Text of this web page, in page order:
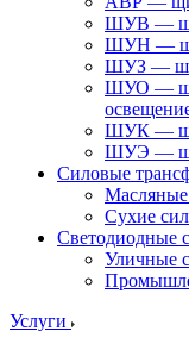
ШУВ —
ШУН —
ШУЗ —
ШУО —
ШУК —
ШУЭ —
Силовые
Сухие
Светодиодные
Уличные
Услуги